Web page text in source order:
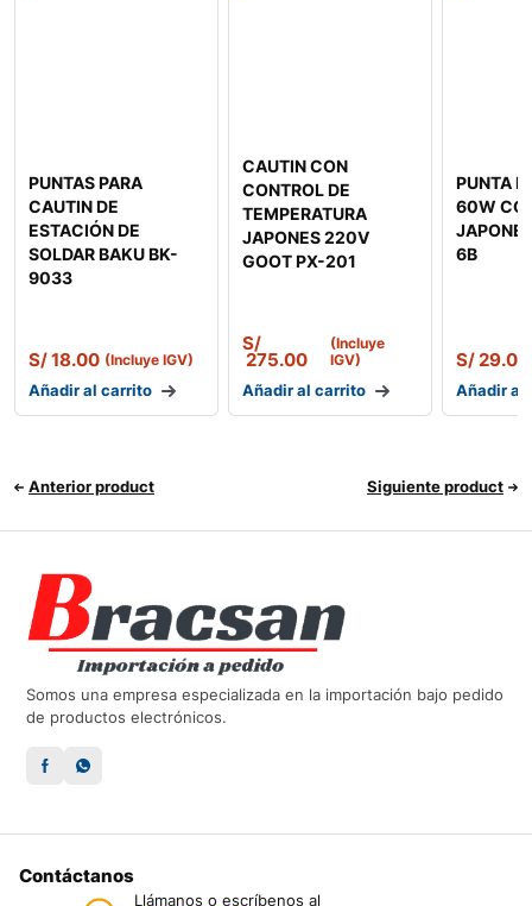
PUNTAS PARA
CAUTIN DE
ESTACIÓN DE
SOLDAR BAKU BK-
9033
S/18.00 (Incluye IGV)
Añadir al carrito
CAUTIN CON
CONTROL DE
TEMPERATURA
JAPONES 220V
GOOT PX-201
S/
275.00
(Incluye
IGV)
Añadir al carrito
PUNTA
60W
6B
S/29.00
Añadir al
Anterior product Siguiente product
Somos una empresa especializada en la importación bajo pedido
de productos electrónicos.
Contáctanos
Llámanos o escríbenos al